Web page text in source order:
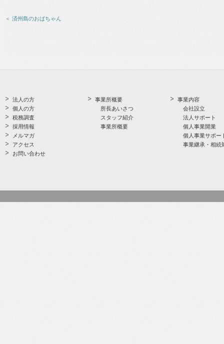
＜ 済州島のおばちゃん
法人の方
個人の方
税務調査
採用情報
メルマガ
アクセス
お問い合わせ
事業所概要
所長あいさつ
スタッフ紹介
事業所概要
事業内容
会社設立
法人サポート
個人事業開業
個人事業サポー
事業継承・相続